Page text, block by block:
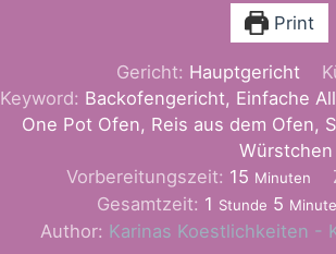
Print
Gericht: Hauptgericht
Keyword: Backofengericht, Einfache
One Pot Ofen, Reis aus dem Ofen,
Vorbereitungszeit: 15Minuten
Minuten
Gesamtzeit: 1 Stunde
Stunde 5
Author: Karinas Koestlichkeiten -